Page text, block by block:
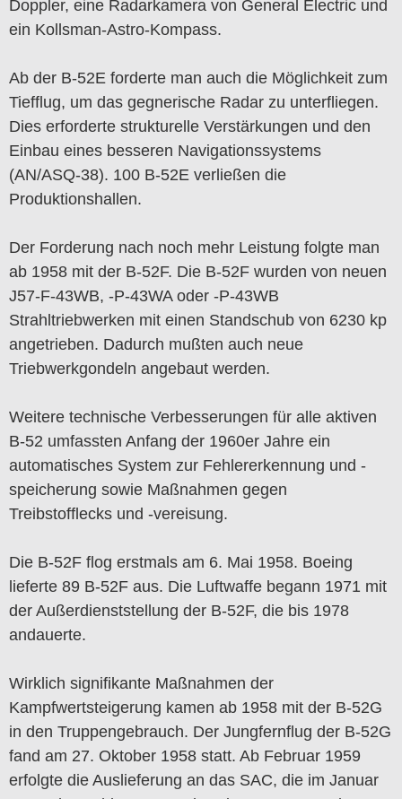
Doppler, eine Radarkamera von General Electric und
ein Kollsman-Astro-Kompass.
Ab der B-52E forderte man auch die Möglichkeit zum
Tiefflug, um das gegnerische Radar zu unterfliegen.
Dies erforderte strukturelle Verstärkungen und den
Einbau eines besseren Navigationssystems
(AN/ASQ-38). 100 B-52E verließen die
Produktionshallen.
Der Forderung nach noch mehr Leistung folgte man
ab 1958 mit der B-52F. Die B-52F wurden von neuen
J57-F-43WB, -P-43WA oder -P-43WB
Strahltriebwerken mit einen Standschub von 6230 kp
angetrieben. Dadurch mußten auch neue
Triebwerkgondeln angebaut werden.
Weitere technische Verbesserungen für alle aktiven
B-52 umfassten Anfang der 1960er Jahre ein
automatisches System zur Fehlererkennung und -
speicherung sowie Maßnahmen gegen
Treibstofflecks und -vereisung.
Die B-52F flog erstmals am 6. Mai 1958. Boeing
lieferte 89 B-52F aus. Die Luftwaffe begann 1971 mit
der Außerdienststellung der B-52F, die bis 1978
andauerte.
Wirklich signifikante Maßnahmen der
Kampfwertsteigerung kamen ab 1958 mit der B-52G
in den Truppengebrauch. Der Jungfernflug der B-52G
fand am 27. Oktober 1958 statt. Ab Februar 1959
erfolgte die Auslieferung an das SAC, die im Januar